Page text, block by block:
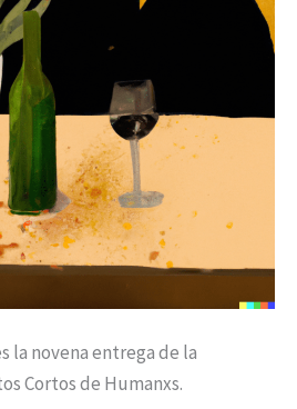
la novena entrega de la
Cortos de Humanxs.